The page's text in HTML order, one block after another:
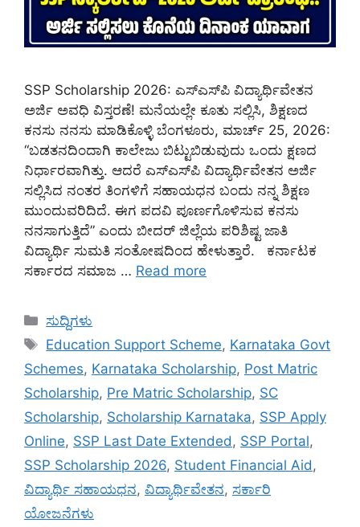
SSP Scholarship 2026: ಎಸ್‌ಎಸ್‌ಪಿ ವಿದ್ಯಾರ್ಥಿವೇತನ
ಅರ್ಜಿ ಅವಧಿ ವಿಸ್ತರಣೆ! ಮನೆಯಲ್ಲೇ ಕೂತು ಸಲ್ಲಿಸಿ, ಶಿಕ್ಷಣದ
ಕನಸು ನನಸು ಮಾಡಿಕೊಳ್ಳಿ ಬೆಂಗಳೂರು, ಮಾರ್ಚ್ 25, 2026:
“ಬಡತನದಿಂದಾಗಿ ಕಾಲೇಜು ಬಿಟ್ಟುಬಿಡುವುದು ಒಂದು ಕ್ಷಣದ
ನಿರ್ಧಾರವಾಗಿತ್ತು. ಆದರೆ ಎಸ್‌ಎಸ್‌ಪಿ ವಿದ್ಯಾರ್ಥಿವೇತನ ಅರ್ಜಿ
ಸಲ್ಲಿಸಿದ ನಂತರ ತಿಂಗಳಿಗೆ ಸಹಾಯಧನ ಬಂದು ನನ್ನ ಶಿಕ್ಷಣ
ಮುಂದುವರಿದಿದೆ. ಈಗ ಪದವಿ ಪೂರ್ಣಗೊಳಿಸುವ ಕನಸು
ನನಸಾಗುತ್ತಿದೆ” ಎಂದು ಬೀದರ್ ಜಿಲ್ಲೆಯ ಪರಿಶಿಷ್ಟ ಜಾತಿ
ವಿದ್ಯಾರ್ಥಿ ಸುಮತಿ ಸಂತೋಷದಿಂದ ಹೇಳುತ್ತಾರೆ. ಕರ್ನಾಟಕ
ಸರ್ಕಾರದ ಸಮಾಜ … Read more
Categories
ಸುದ್ದಿಗಳು
Tags
Education Support Scheme, Karnataka Govt
Schemes, Karnataka Scholarship, Post Matric
Scholarship, Pre Matric Scholarship, SC
Scholarship, Scholarship Karnataka, SSP Apply
Online, SSP Last Date Extended , SSP Portal,
SSP Scholarship 2026, Student Financial Aid ,
ವಿದ್ಯಾರ್ಥಿ ಸಹಾಯಧನ, ವಿದ್ಯಾರ್ಥಿವೇತನ, ಸರ್ಕಾರಿ
ಯೋಜನೆಗಳು